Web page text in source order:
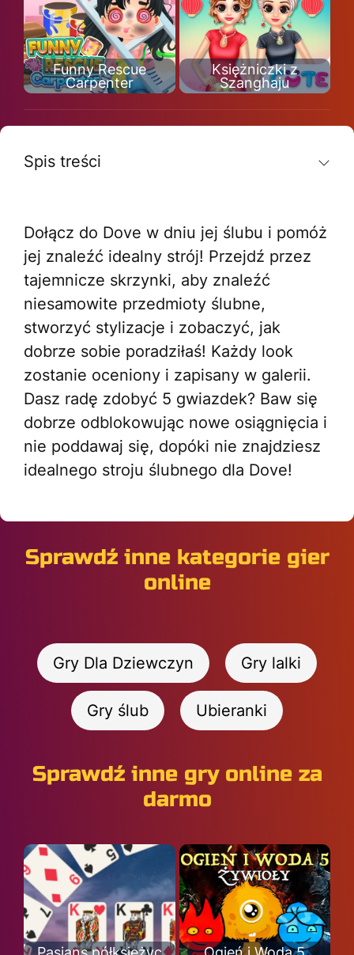
Funny Rescue
Carpenter
Księżniczki z
Szanghaju
Spis treści
Dołącz do Dove w dniu jej ślubu i pomóż
jej znaleźć idealny strój! Przejdź przez
tajemnicze skrzynki, aby znaleźć
niesamowite przedmioty ślubne,
stworzyć stylizacje i zobaczyć, jak
dobrze sobie poradziłaś! Każdy look
zostanie oceniony i zapisany w galerii.
Dasz radę zdobyć 5 gwiazdek? Baw się
dobrze odblokowując nowe osiągnięcia i
nie poddawaj się, dopóki nie znajdziesz
idealnego stroju ślubnego dla Dove!
Sprawdź inne kategorie gier
online
Gry Dla Dziewczyn Gry lalki
Gry ślub Ubieranki
Sprawdź inne gry online za
darmo